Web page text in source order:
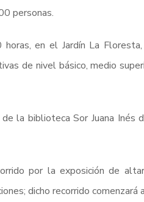
personas.
en el Jardín La
de nivel básico, medio
la biblioteca Sor Juana Inés
por la exposición de
dicho recorrido comenzará